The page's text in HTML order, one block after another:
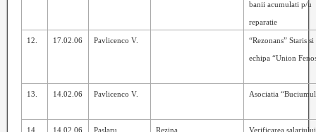
banii acumulati p/u
reparatie
12. 17.02.06 Pavlicenco V. “Rezonans” Staris si
echipa “Union
13. 14.02.06 Pavlicenco V. Asociatia